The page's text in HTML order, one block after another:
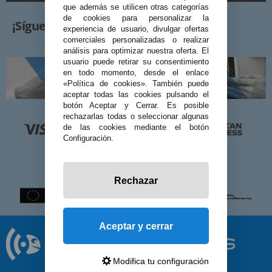
¡Síguenos!
© 2026 Preciosadictos.com
que además se utilicen otras categorías
de cookies para personalizar la
experiencia de usuario, divulgar ofertas
comerciales personalizadas o realizar
análisis para optimizar nuestra oferta. El
usuario puede retirar su consentimiento
en todo momento, desde el enlace
«Política de cookies». También puede
aceptar todas las cookies pulsando el
botón Aceptar y Cerrar. Es posible
rechazarlas todas o seleccionar algunas
de las cookies mediante el botón
Configuración.
Rechazar
Aceptar y cerrar
Modifica tu configuración